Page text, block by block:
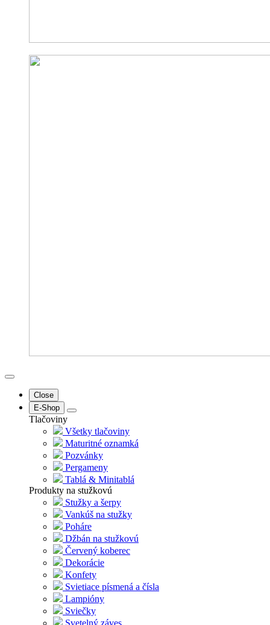
Close
E-Shop
Tlačoviny
Všetky tlačoviny
Maturitné oznamká
Pozvánky
Pergameny
Tablá & Minitablá
Produkty na stužkovú
Stužky a šerpy
Vankúš na stužky
Poháre
Džbán na stužkovú
Červený koberec
Dekorácie
Konfety
Svietiace písmená a čísla
Lampióny
Sviečky
Svetelný záves